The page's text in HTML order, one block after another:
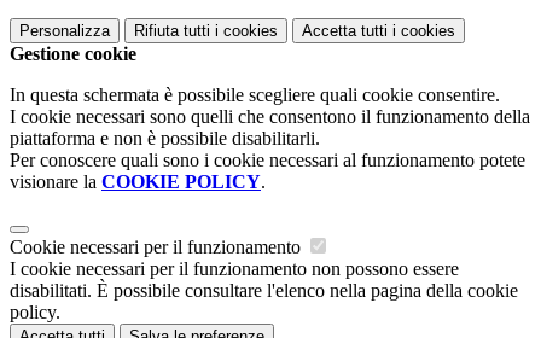
Personalizza Rifiuta tutti i cookies Accetta tutti i cookies
Gestione cookie
In questa schermata è possibile scegliere quali cookie consentire.
I cookie necessari sono quelli che consentono il funzionamento della
piattaforma e non è possibile disabilitarli.
Per conoscere quali sono i cookie necessari al funzionamento potete
visionare la COOKIE POLICY.
Cookie necessari per il funzionamento
I cookie necessari per il funzionamento non possono essere
disabilitati. È possibile consultare l'elenco nella pagina della cookie
policy.